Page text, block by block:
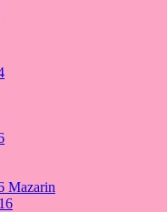
Mazarin